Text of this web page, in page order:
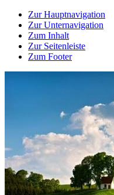
Zur Hauptnavigation
Zur Unternavigation
Zum Inhalt
Zur Seitenleiste
Zum Footer